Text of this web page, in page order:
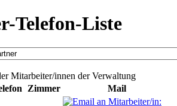
Telefon-Liste
Mitarbeiter/innen der Verwaltung
Zimmer Mail